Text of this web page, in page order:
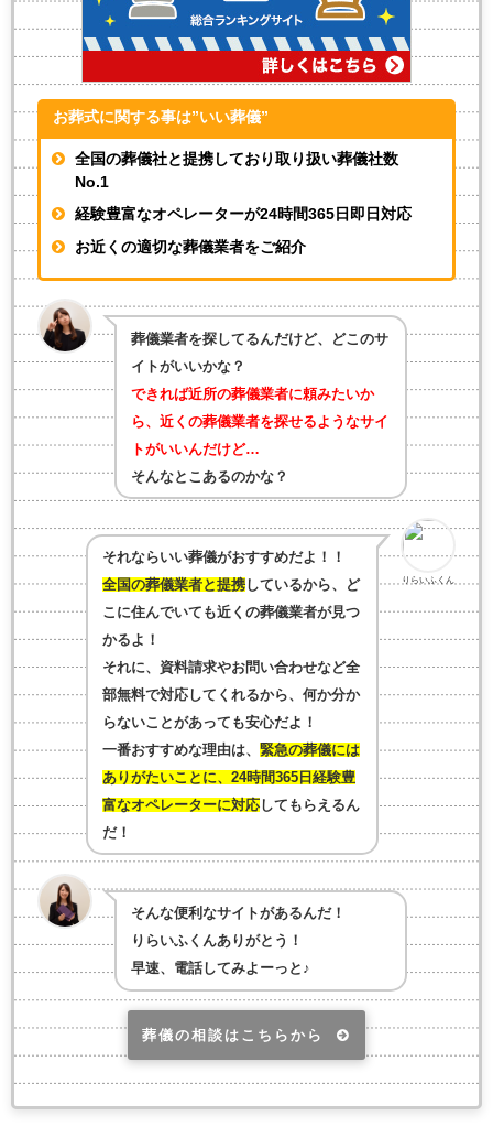
お葬式に関する事は”いい葬儀”
全国の葬儀社と提携しており取り扱い葬儀社数
No.1
経験豊富なオペレーターが24時間365日即日対応
お近くの適切な葬儀業者をご紹介
葬儀業者を探してるんだけど、どこのサ
イトがいいかな？
できれば近所の葬儀業者に頼みたいか
ら、近くの葬儀業者を探せるようなサイ
トがいいんだけど…
そんなとこあるのかな？
りらいふくん
それならいい葬儀がおすすめだよ！！
全国の葬儀業者と提携しているから、ど
こに住んでいても近くの葬儀業者が見つ
かるよ！
それに、資料請求やお問い合わせなど全
部無料で対応してくれるから、何か分か
らないことがあっても安心だよ！
一番おすすめな理由は、 緊急の葬儀には
ありがたいことに、24時間365日経験豊
富なオペレーターに対応してもらえるん
だ！
そんな便利なサイトがあるんだ！
りらいふくんありがとう！
早速、電話してみよーっと♪
葬儀の相談はこちらから